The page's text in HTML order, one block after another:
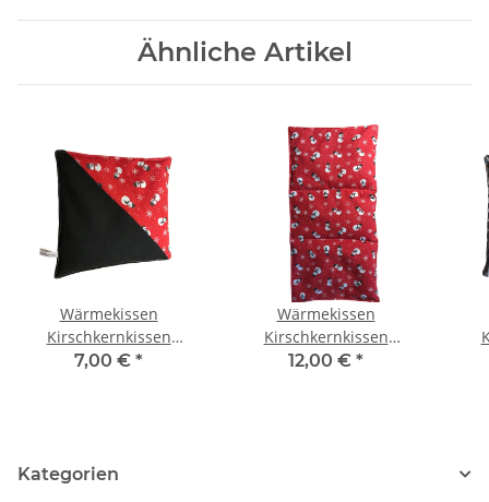
Ähnliche Artikel
Wärmekissen
Kirschkernkissen
quadratisch zweifarbig
7,00 € *
Wärmekissen
Kirschkernkissen
"Schneemänner"
12,00 € *
Kategorien